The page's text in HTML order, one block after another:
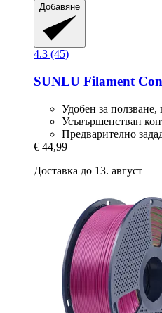
Добавяне
4.3 (45)
SUNLU Filament
Удобен за
Усъвършенстван
Предварително
€ 44,99
Доставка до 13. август